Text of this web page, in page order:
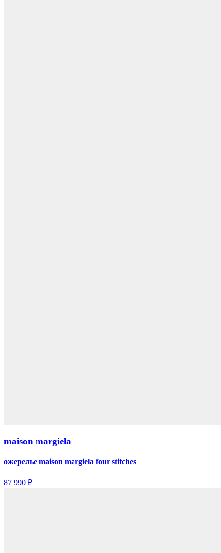
maison margiela
ожерелье maison margiela four stitches
87 990 ₽